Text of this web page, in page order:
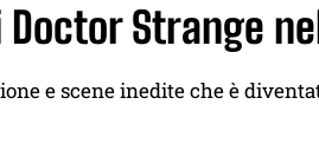
Strange
e scene inedite che è